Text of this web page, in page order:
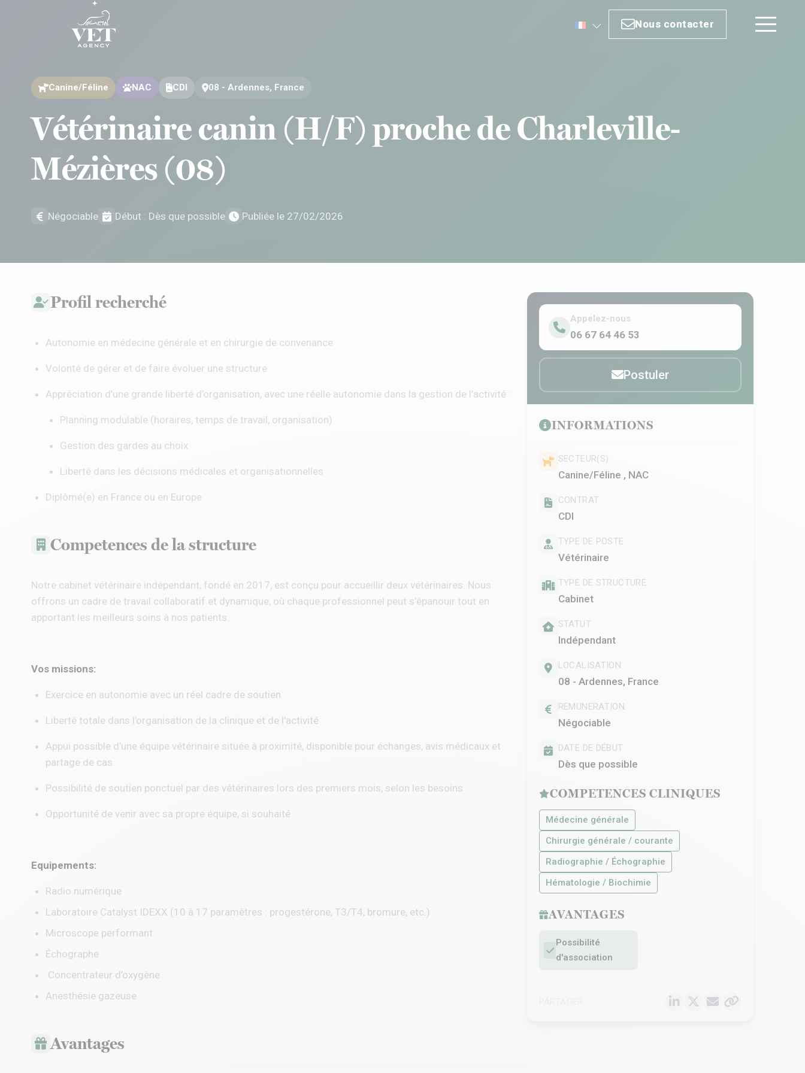
Nous contacter
Nous contacter
Canine/Féline NAC CDI 08 - Ardennes, France
Vétérinaire canin (H/F) proche de Charleville-
Mézières (08)
Négociable Début : Dès que possible Publiée le 27/02/2026
Profil recherché
Autonomie en médecine générale et en chirurgie de convenance
Volonté de gérer et de faire évoluer une structure
Appréciation d’une grande liberté d’organisation, avec une réelle autonomie dans la gestion de l’activité :
Planning modulable (horaires, temps de travail, organisation)
Gestion des gardes au choix
Liberté dans les décisions médicales et organisationnelles
Diplômé(e) en France ou en Europe
Competences de la structure
Notre cabinet vétérinaire indépendant, fondé en 2017, est conçu pour accueillir deux vétérinaires. Nous
offrons un cadre de travail collaboratif et dynamique, où chaque professionnel peut s’épanouir tout en
apportant les meilleurs soins à nos patients.
Vos missions:
Exercice en autonomie avec un réel cadre de soutien
Liberté totale dans l’organisation de la clinique et de l’activité
Appui possible d’une équipe vétérinaire située à proximité, disponible pour échanges, avis médicaux et
partage de cas
Possibilité de soutien ponctuel par des vétérinaires lors des premiers mois, selon les besoins
Opportunité de venir avec sa propre équipe, si souhaité
Equipements:
Radio numérique
Laboratoire Catalyst IDEXX (10 à 17 paramètres : progestérone, T3/T4, bromure, etc.)
Microscope performant
Échographe
Concentrateur d’oxygène
Anesthésie gazeuse
Avantages
Appelez-nous
06 67 64 46 53
Postuler
INFORMATIONS
SECTEUR(S)
Canine/Féline , NAC
CONTRAT
CDI
TYPE DE POSTE
Vétérinaire
TYPE DE STRUCTURE
Cabinet
STATUT
Indépendant
LOCALISATION
08 - Ardennes, France
REMUNERATION
Négociable
DATE DE DÉBUT
Dès que possible
COMPETENCES CLINIQUES
Médecine générale
Chirurgie générale / courante
Radiographie / Échographie
Hématologie / Biochimie
AVANTAGES
Possibilité
d'association